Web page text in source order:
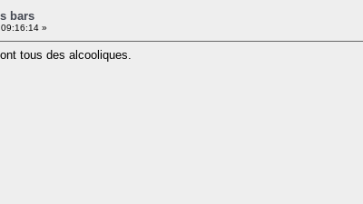
bars
»
tous des alcooliques.